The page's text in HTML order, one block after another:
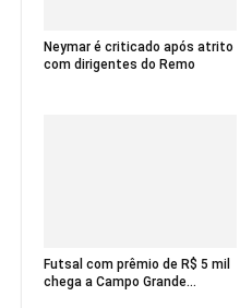
Neymar é criticado após atrito
com dirigentes do Remo
Futsal com prêmio de R$ 5 mil
chega a Campo Grande...